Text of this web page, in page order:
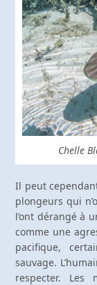
Chelle
Il peut
plongeurs qui
l’ont dérangé à
comme une
pacifique,
sauvage.
respecter. Les